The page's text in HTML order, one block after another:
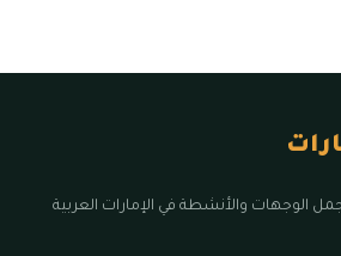
الوجهات والأنشطة في الإمارات العربية